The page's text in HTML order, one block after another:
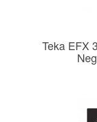
Teka EFX